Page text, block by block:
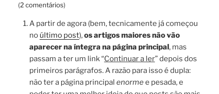
(2 comentários)
A partir de agora (bem, tecnicamente já começou
no último post),os artigos maiores não vão
aparecer na íntegra na página principal, mas
passam a ter um link “Continuar a ler” depois dos
primeiros parágrafos. A razão para isso é dupla:
não ter a página principal enormee pesada, e